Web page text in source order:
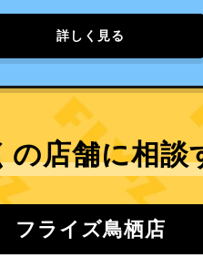
詳しく見る
の店舗に相談
フライズ鳥栖店